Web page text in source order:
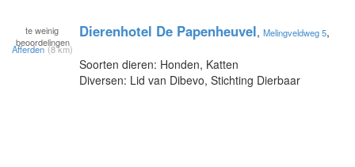
te weinig
beoordelingen
Dierenhotel De Papenheuvel, Melingveldweg 5,
Afferden (8 km)
Soorten dieren: Honden, Katten
Diversen: Lid van Dibevo, Stichting Dierbaar